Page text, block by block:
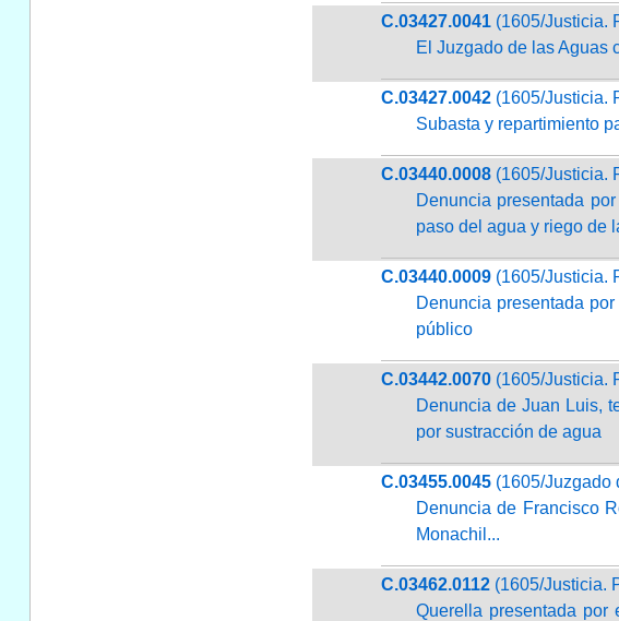
C.03427.0041(1605/Justicia.
El Juzgado de las Aguas
C.03427.0042(1605/Justicia.
Subasta y repartimiento
C.03440.0008(1605/Justicia.
Denuncia presentada
paso del agua y riego de
C.03440.0009(1605/Justicia.
Denuncia presentada
público
C.03442.0070(1605/Justicia.
Denuncia de Juan Luis,
por sustracción de agua
C.03455.0045(1605/Juzgado
Denuncia de Francisco
Monachil...
C.03462.0112(1605/Justicia.
Querella presentada